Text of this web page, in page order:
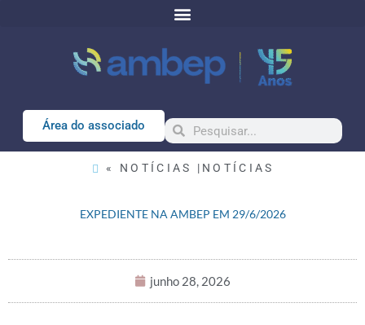
Área do associado
« NOTÍCIAS | NOTÍCIAS
EXPEDIENTE NA AMBEP EM 29/6/2026
junho 28, 2026